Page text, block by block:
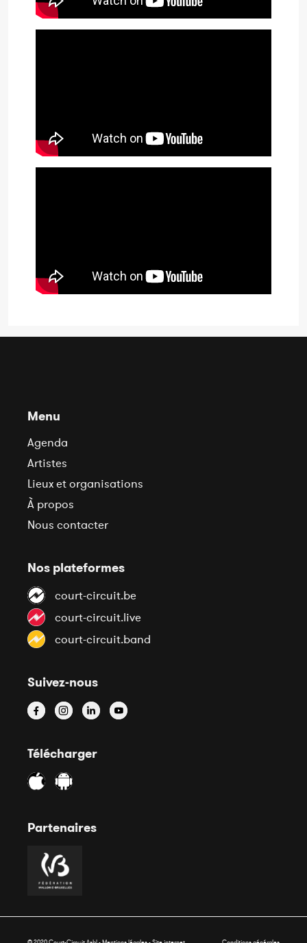
Menu
Agenda
Artistes
Lieux et organisations
À propos
Nous contacter
Nos plateformes
court-circuit.be
court-circuit.live
court-circuit.band
Suivez-nous
Télécharger
Partenaires